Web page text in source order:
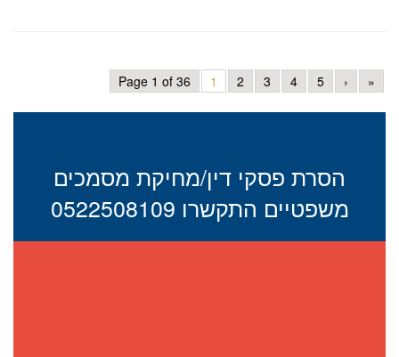
Page 1 of 36 1 2 3 4 5 › »
הסרת פסקי דין/מחיקת מסמכים
משפטיים התקשרו 0522508109